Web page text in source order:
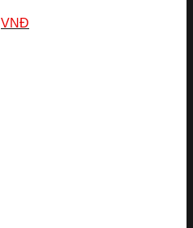
VNĐ